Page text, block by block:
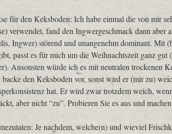
für den Keksboden: Ich habe einmal die von mir
verwendet, fand den Ingwergeschmack dann aber
Ingwer) störend und unangenehm dominant. Mit
passt es für mich um die Weihnachtszeit ganz
Ansonsten würde ich es mit neutralen trockenen
backe den Keksboden vor, sonst wird er (mir zu)
hat. Er wird zwar trotzdem weich,
aber nicht “zu”. Probieren Sie es aus und
Je nachdem, welche(n) und wieviel